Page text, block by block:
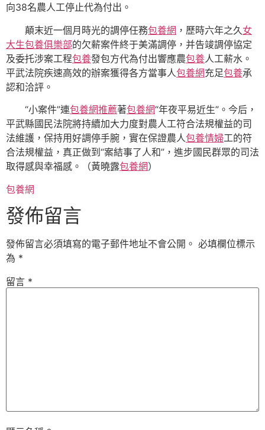
向38名農人工停止代為付出。
顛末近一個月時光的調停任務包養網 ，歷時六年之久 女
大生包養俱樂部的欠薪案件終于美滿調停，并告竣調停協定
及委托涉案工程包養發包方代為付出響應農包養人工薪水。
平武法院疾速高效的辦案獲得各方當事人包養網充足包養承
認和洽評。
“小案件”連包養網推薦著包養網“年夜平易近生”。今后，
平武縣國民法院將持續加大力度對農人工符合法規權益的司
法維護，保持用好調停手腕，實在保證農人包養情婦工的符
合法規權益，真正做到“案結事了人和”，進步國民群眾的司法
取得感與幸福感。（黃曉露包養網）
包養網
發佈留言
發佈留言必須填寫的電子郵件地址不會公開。 必填欄位標示
為 *
留言 *